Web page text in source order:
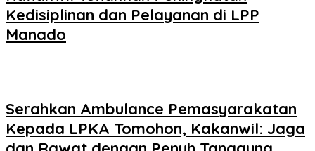
Kedisiplinan dan Pelayanan di LPP
Manado
Serahkan Ambulance Pemasyarakatan
Kepada LPKA Tomohon, Kakanwil: Jaga